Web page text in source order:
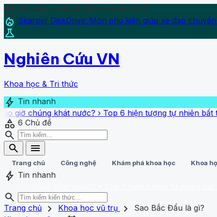
calendar_today Thứ Năm, 06/08/2026 06/08/2026
local_fire_department Skarper DiskDrive: Món phụ kiện giúp xe đạp
science
Nghiên Cứu VN
Khoa học & Tri thức
bolt Tin nhanh
khát nước?›Top 6 hiện tượng tự nhiên bất thường
category 6 Chủ đề
search
search
menu
Trang chủ Công nghệ Khám phá khoa học Khoa
bolt Tin nhanh
search
homeTrang chủ
search close
Trang chủ chevron_right Khoa học vũ trụ chevron_right
Sao Bắc Đẩu là gì?